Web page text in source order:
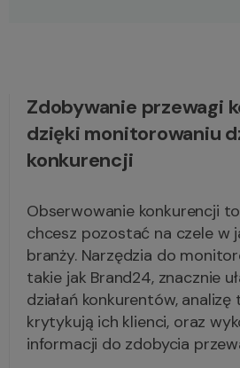
Zdobywanie przewagi
dzięki monitorowaniu
konkurencji
Obserwowanie konkurencji
chcesz pozostać na czele w
branży. Narzędzia do
takie jak Brand24, znacznie
działań konkurentów,
krytykują ich klienci, oraz
informacji do zdobycia